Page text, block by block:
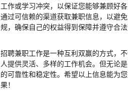
工作或学习冲突，以保证您能够兼顾好
通过可信赖的渠道获取兼职信息，以避
规，确保自己的权益得到保障并遵守合法
招聘兼职工作是一种互利双赢的方式，
人提供灵活、多样的工作机会。但无论
的可靠性和稳定性。希望以上信息能为
果！